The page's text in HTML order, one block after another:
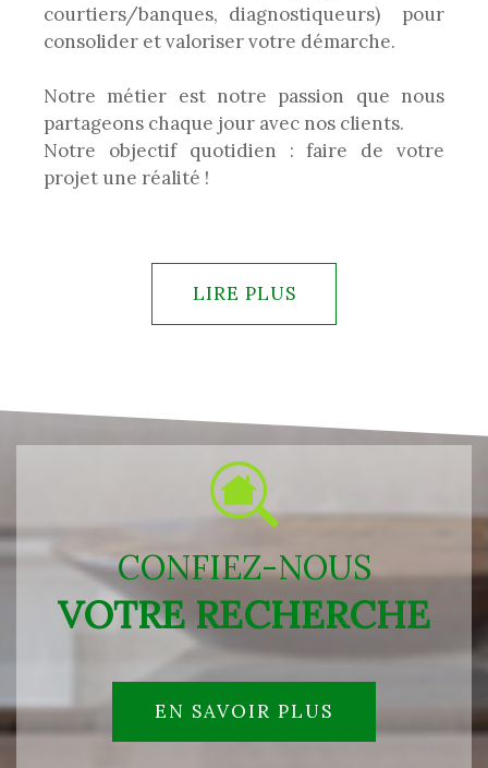
courtiers/banques, diagnostiqueurs) pour
consolider et valoriser votre démarche.
Notre métier est notre passion que nous
partageons chaque jour avec nos clients.
Notre objectif quotidien : faire de votre
projet une réalité !
LIRE PLUS
CONFIEZ-NOUS
VOTRE RECHERCHE
EN SAVOIR PLUS